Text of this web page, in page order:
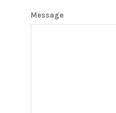
Message